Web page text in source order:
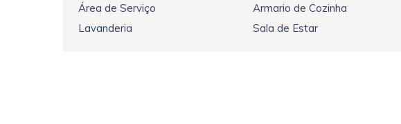
Área de Serviço Armario de Cozinha
Lavanderia
Sala de Estar